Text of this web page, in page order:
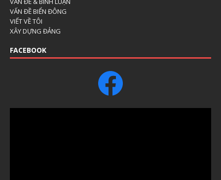
VẤN ĐỀ BIỂN ĐÔNG
VIẾT VỀ TÔI
XÂY DỰNG ĐẢNG
FACEBOOK